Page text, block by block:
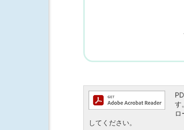
す
ロ
してください。